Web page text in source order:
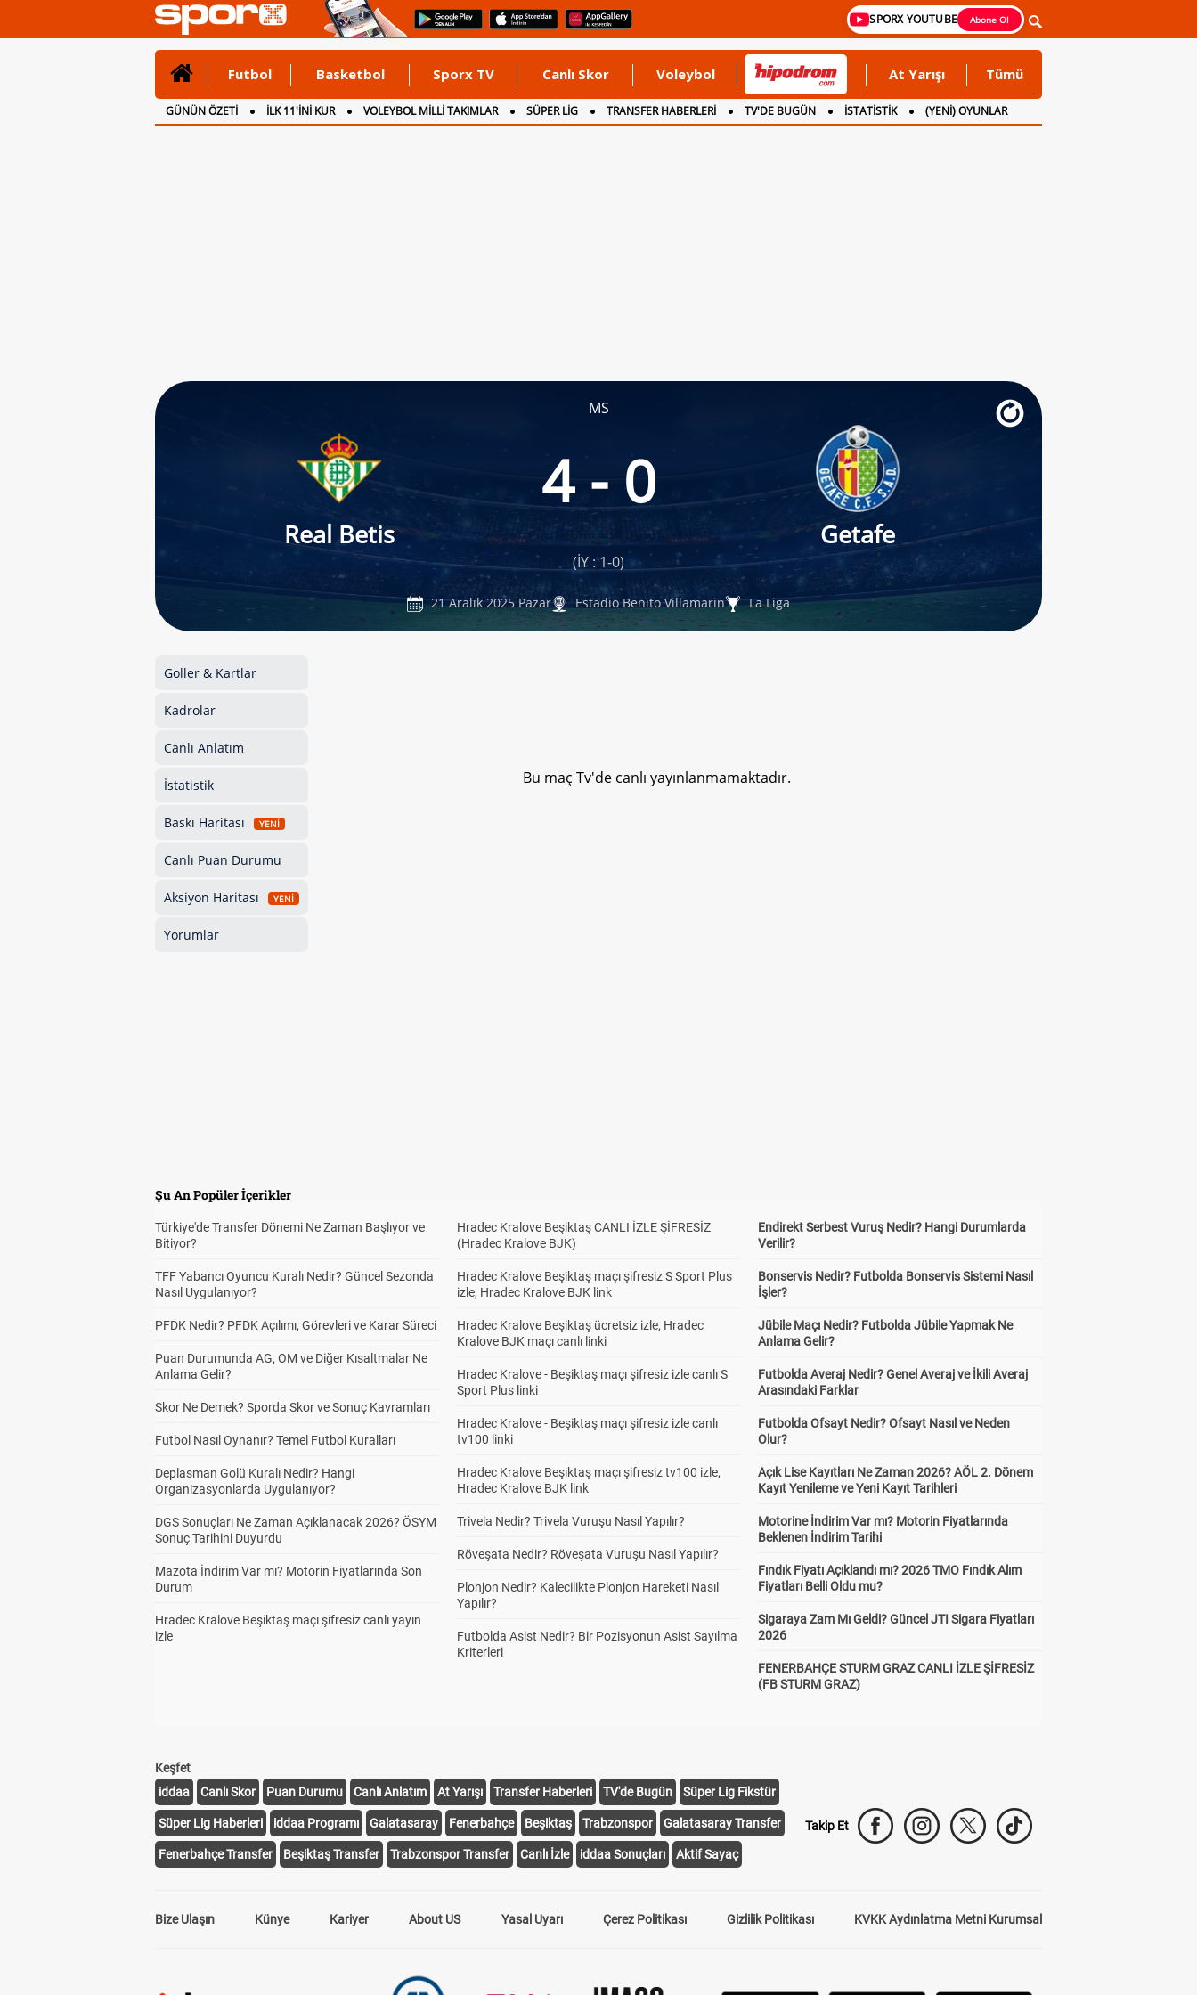
SPORX YOUTUBE Abone Ol
Futbol Basketbol Sporx TV Canlı Skor Voleybol At Yarışı Tümü
GÜNÜN ÖZETİ İLK 11'İNİ KUR VOLEYBOL MİLLİ TAKIMLAR SÜPER LİG TRANSFER HABERLERİ TV'DE BUGÜN İSTATİSTİK
(YENİ) OYUNLAR
CANLI ANLATIM
İNGİLTERE
MS
Real Betis
4 - 0
Getafe
(İY : 1-0)
21 Aralık 2025 Pazar Estadio Benito Villamarin La Liga
Goller & Kartlar
Kadrolar
Canlı Anlatım
İstatistik
Baskı Haritası YENİ
Canlı Puan Durumu
Aksiyon Haritası YENİ
Yorumlar
Bu maç Tv'de canlı yayınlanmamaktadır.
Şu An Popüler İçerikler
Türkiye'de Transfer Dönemi Ne Zaman Başlıyor ve
Bitiyor?
TFF Yabancı Oyuncu Kuralı Nedir? Güncel Sezonda
Nasıl Uygulanıyor?
PFDK Nedir? PFDK Açılımı, Görevleri ve Karar Süreci
Puan Durumunda AG, OM ve Diğer Kısaltmalar Ne
Anlama Gelir?
Skor Ne Demek? Sporda Skor ve Sonuç Kavramları
Futbol Nasıl Oynanır? Temel Futbol Kuralları
Deplasman Golü Kuralı Nedir? Hangi
Organizasyonlarda Uygulanıyor?
DGS Sonuçları Ne Zaman Açıklanacak 2026? ÖSYM
Sonuç Tarihini Duyurdu
Mazota İndirim Var mı? Motorin Fiyatlarında Son
Durum
Hradec Kralove Beşiktaş maçı şifresiz canlı yayın
izle
Hradec Kralove Beşiktaş CANLI İZLE ŞİFRESİZ
(Hradec Kralove BJK)
Hradec Kralove Beşiktaş maçı şifresiz S Sport Plus
izle, Hradec Kralove BJK link
Hradec Kralove Beşiktaş ücretsiz izle, Hradec
Kralove BJK maçı canlı linki
Hradec Kralove - Beşiktaş maçı şifresiz izle canlı S
Sport Plus linki
Hradec Kralove - Beşiktaş maçı şifresiz izle canlı
tv100 linki
Hradec Kralove Beşiktaş maçı şifresiz tv100 izle,
Hradec Kralove BJK link
Trivela Nedir? Trivela Vuruşu Nasıl Yapılır?
Röveşata Nedir? Röveşata Vuruşu Nasıl Yapılır?
Plonjon Nedir? Kalecilikte Plonjon Hareketi Nasıl
Yapılır?
Futbolda Asist Nedir? Bir Pozisyonun Asist Sayılma
Kriterleri
Endirekt Serbest Vuruş Nedir? Hangi Durumlarda
Verilir?
Bonservis Nedir? Futbolda Bonservis Sistemi Nasıl
İşler?
Jübile Maçı Nedir? Futbolda Jübile Yapmak Ne
Anlama Gelir?
Futbolda Averaj Nedir? Genel Averaj ve İkili Averaj
Arasındaki Farklar
Futbolda Ofsayt Nedir? Ofsayt Nasıl ve Neden
Olur?
Açık Lise Kayıtları Ne Zaman 2026? AÖL 2. Dönem
Kayıt Yenileme ve Yeni Kayıt Tarihleri
Motorine İndirim Var mı? Motorin Fiyatlarında
Beklenen İndirim Tarihi
Fındık Fiyatı Açıklandı mı? 2026 TMO Fındık Alım
Fiyatları Belli Oldu mu?
Sigaraya Zam Mı Geldi? Güncel JTI Sigara Fiyatları
2026
FENERBAHÇE STURM GRAZ CANLI İZLE ŞİFRESİZ
(FB STURM GRAZ)
Keşfet
iddaa
Canlı Skor Puan Durumu Canlı Anlatım At Yarışı Transfer Haberleri TV'de Bugün Süper Lig Fikstür
Süper Lig Haberleri iddaa Programı Galatasaray Fenerbahçe Beşiktaş Trabzonspor Galatasaray Transfer
Fenerbahçe Transfer Beşiktaş Transfer Trabzonspor Transfer Canlı İzle iddaa Sonuçları Aktif Sayaç
Takip Et
Bize Ulaşın Künye Kariyer About US Yasal Uyarı Çerez Politikası Gizlilik Politikası KVKK Aydınlatma Metni Kurumsal